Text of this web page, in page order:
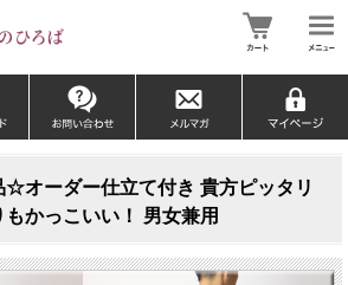
オーダー仕立て付き 貴方ピッタリ
かっこいい！ 男女兼用